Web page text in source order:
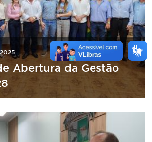
Abertura da Gestão